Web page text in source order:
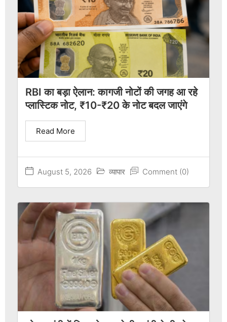
RBI का बड़ा ऐलान: कागजी नोटों की जगह आ रहे
प्लास्टिक नोट, ₹10-₹20 के नोट बदल जाएंगे
August 5, 2026 व्यापार Comment (0)
Read More